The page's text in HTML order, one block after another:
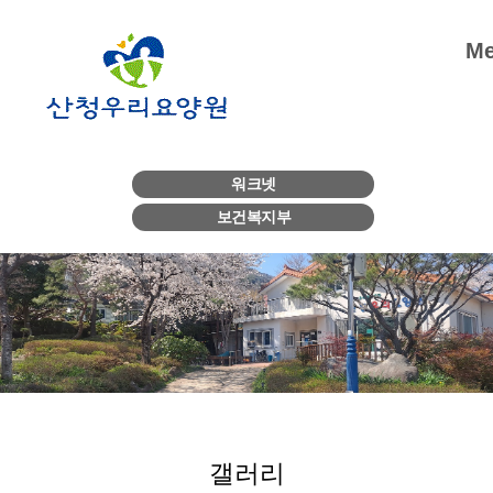
워크넷
보건복지부
갤러리